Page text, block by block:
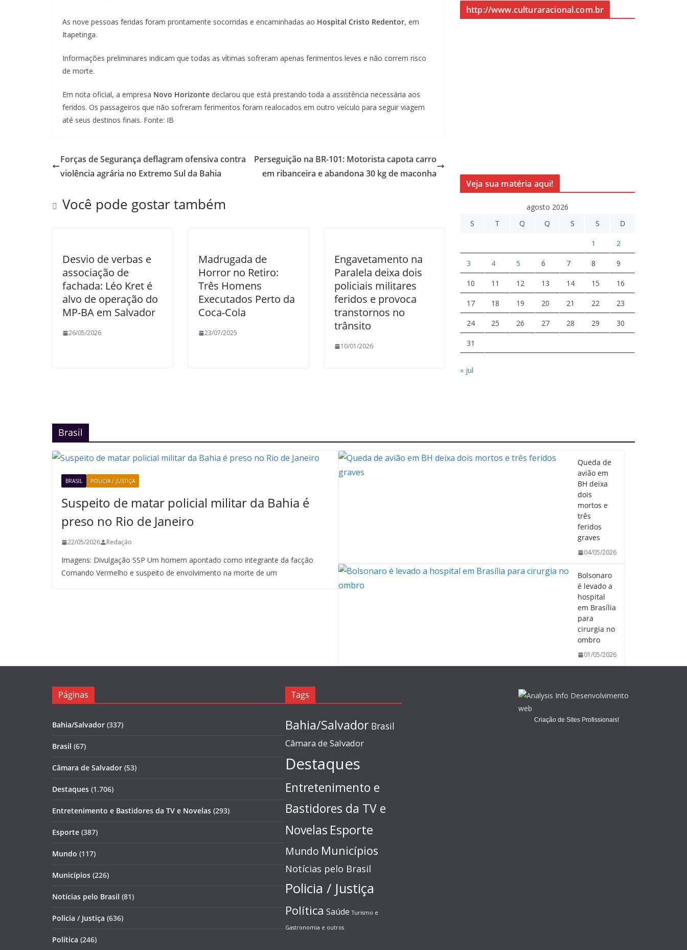
As nove pessoas feridas foram prontamente socorridas e encaminhadas ao Hospital Cristo Redentor, em
Itapetinga.
Informações preliminares indicam que todas as vítimas sofreram apenas ferimentos leves e não correm risco
de morte.
Em nota oficial, a empresa Novo Horizonte declarou que está prestando toda a assistência necessária aos
feridos. Os passageiros que não sofreram ferimentos foram realocados em outro veículo para seguir viagem
até seus destinos finais. Fonte: IB
Forças de Segurança deflagram ofensiva contra
violência agrária no Extremo Sul da Bahia
Perseguição na BR-101: Motorista capota carro
em ribanceira e abandona 30 kg de maconha
Você pode gostar também
Desvio de verbas e
associação de
fachada: Léo Kret é
alvo de operação do
MP-BA em Salvador
26/05/2026
Madrugada de
Horror no Retiro:
Três Homens
Executados Perto da
Coca-Cola
23/07/2025
Engavetamento na
Paralela deixa dois
policiais militares
feridos e provoca
transtornos no
trânsito
10/01/2026
http://www.culturaracional.com.br
Veja sua matéria aqui!
agosto 2026
S
T Q Q S S D
1 2
3 4 5 6 7 8 9
10 11 12 13 14 15 16
17 18 19 20 21 22 23
24 25 26 27 28 29 30
31
« jul
Brasil
BRASIL POLICIA / JUSTIÇA
Suspeito de matar policial militar da Bahia é
preso no Rio de Janeiro
22/05/2026 Redação
Imagens: Divulgação SSP Um homem apontado como integrante da facção
Comando Vermelho e suspeito de envolvimento na morte de um
Queda de
avião em
BH deixa
dois
mortos e
três
feridos
graves
04/05/2026
Bolsonaro
é levado a
hospital
em Brasília
para
cirurgia no
ombro
01/05/2026
Páginas
Bahia/Salvador (337)
Brasil (67)
Câmara de Salvador (53)
Destaques (1.706)
Entretenimento e Bastidores da TV e Novelas (293)
Esporte (387)
Mundo (117)
Municípios (226)
Notícias pelo Brasil (81)
Policia / Justiça (636)
Política (246)
Tags
Bahia/Salvador Brasil
Câmara de Salvador
Destaques
Entretenimento e
Bastidores da TV e
Novelas Esporte
Mundo Municípios
Notícias pelo Brasil
Policia / Justiça
Política Saúde Turismo e
Gastronomia e outros
Criação de Sites Profissionais!